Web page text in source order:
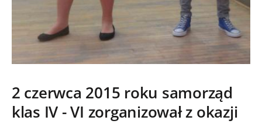
2 czerwca 2015 roku samorząd
klas IV - VI zorganizował z okazji